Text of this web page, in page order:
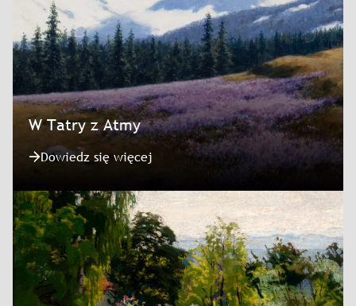
W Tatry z Atmy
Dowiedz się więcej